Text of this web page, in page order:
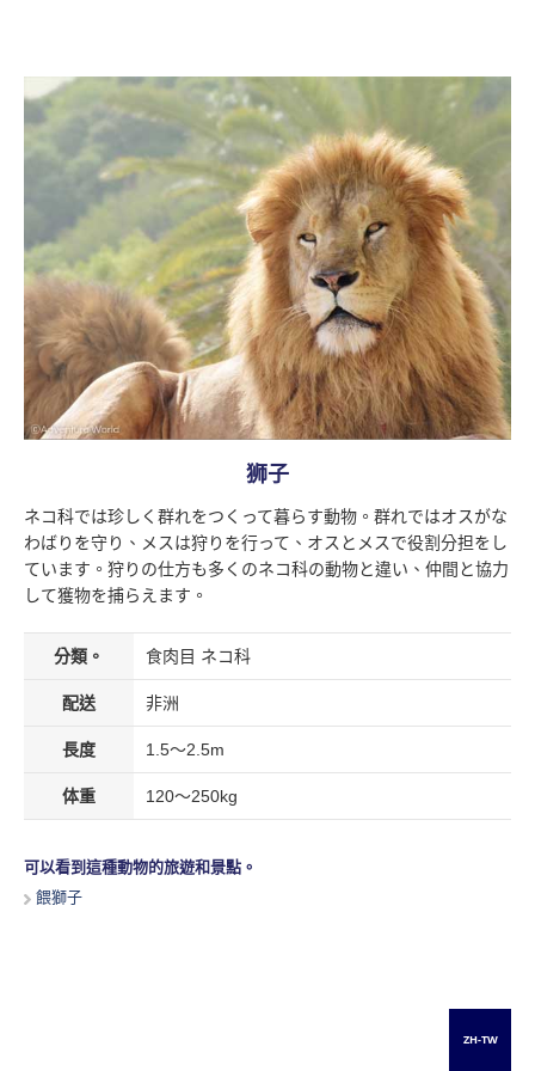
狮子
ネコ科では珍しく群れをつくって暮らす動物。群れではオスがな
わばりを守り、メスは狩りを行って、オスとメスで役割分担をし
ています。狩りの仕方も多くのネコ科の動物と違い、仲間と協力
して獲物を捕らえます。
分類。 食肉目 ネコ科
配送 非洲
長度 1.5～2.5m
体重 120～250kg
可以看到這種動物的旅遊和景點。
餵獅子
ZH-TW